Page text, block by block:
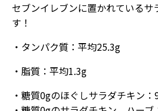
セブンイレブンに置かれているサ
す！
・タンパク質：平均25.3g
・脂質：平均1.3g
・糖質0gのほぐしサラダチキン